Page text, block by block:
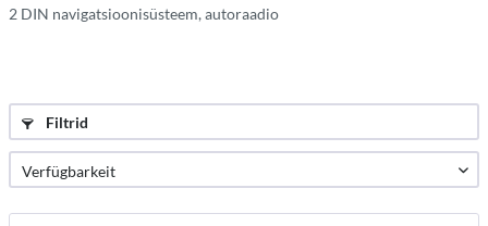
2 DIN navigatsioonisüsteem, autoraadio
Filtrid